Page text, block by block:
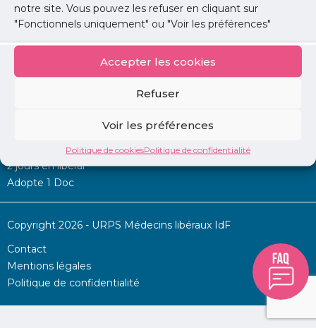
notre site. Vous pouvez les refuser en cliquant sur
"Fonctionnels uniquement" ou "Voir les préférences"
Accepter les cookies
Refuser
Voir les préférences
Politique de cookiesPolitique de confidentialité
Permanence d’aide à l’installation
2 jours en libéral
Adopte 1 Doc
Copyright 2026 - URPS Médecins libéraux IdF
Contact
Mentions légales
Politique de confidentialité